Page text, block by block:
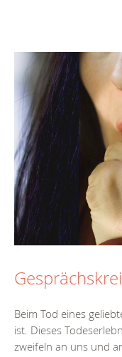
Beim Tod eines
ist. Dieses
zweifeln an uns und